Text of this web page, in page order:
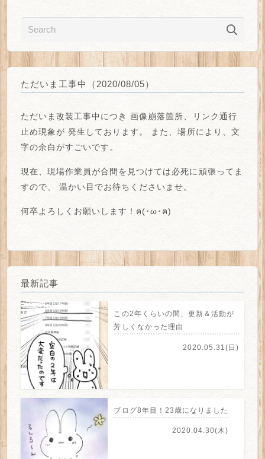
ただいま工事中（2020/08/05）
ただいま改装工事中につき 画像崩落箇所、リンク通行
止め現象が 発生しております。 また、場所により、 文
字の余白がすごいです。
現在、現場作業員が合間を見つけては必死に頑張ってま
すので、
温かい目でお待ちくださいませ。
何卒よろしくお願いします！ฅ(･ω･ฅ)
最新記事
この2年くらいの間、更新＆活動が
芳しくなかった理由
2020.05.31(日)
ブログ8年目！23歳になりました
2020.04.30(木)